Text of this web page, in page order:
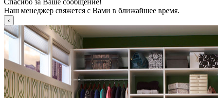
Спасибо за Ваше сообщение!
Наш менеджер свяжется с Вами в ближайшее время.